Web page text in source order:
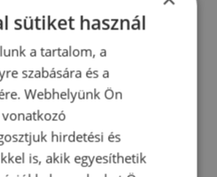
Tenerife szigetén
sütiket használ
a tartalom, a
szabására és a
Webhelyünk Ön
hirdetési és
is, akik egyesíthetik